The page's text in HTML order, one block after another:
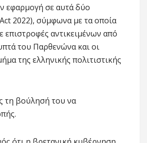
εφαρμογή σε αυτά δύο
2022), σύμφωνα με τα οποία
αντικειμένων από
του Παρθενώνα και οι
της ελληνικής πολιτιστικής
τη βούλησή του να